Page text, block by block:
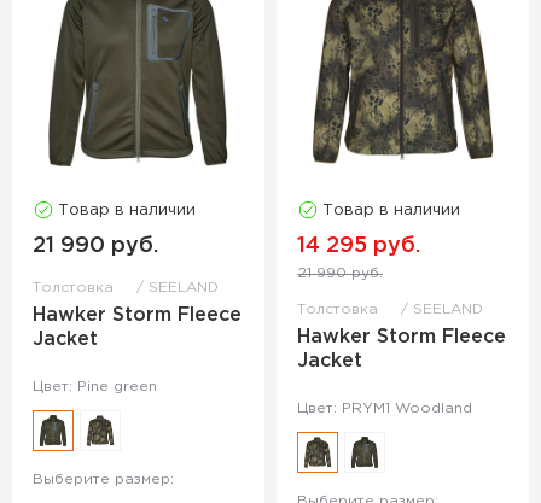
Товар в наличии
21 990 руб.
Толстовка SEELAND
Hawker Storm Fleece
Jacket
Цвет: Pine green
Выберите размер:
Товар в наличии
14 295 руб.
21 990 руб.
Толстовка SEELAND
Hawker Storm Fleece
Jacket
Цвет: PRYM1 Woodland